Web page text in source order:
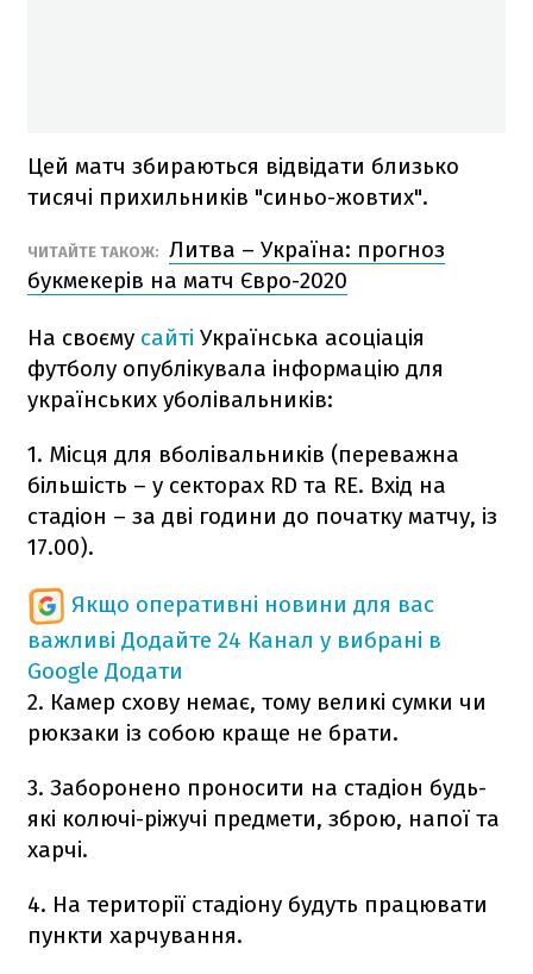
Цей матч збираються відвідати близько
тисячі прихильників "синьо-жовтих".
ЧИТАЙТЕ ТАКОЖ: Литва – Україна: прогноз
букмекерів на матч Євро-2020
На своєму сайті Українська асоціація
футболу опублікувала інформацію для
українських уболівальників:
1. Місця для вболівальників (переважна
більшість – у секторах RD та RE. Вхід на
стадіон – за дві години до початку матчу, із
17.00).
Якщо оперативні новини для вас
важливі Додайте 24 Канал у вибрані в
Google Додати
2. Камер схову немає, тому великі сумки чи
рюкзаки із собою краще не брати.
3. Заборонено проносити на стадіон будь-
які колючі-ріжучі предмети, зброю, напої та
харчі.
4. На території стадіону будуть працювати
пункти харчування.